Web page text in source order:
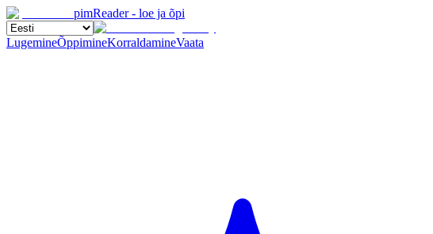
pimReader - loe ja õpi
LugemineÕppimineKorraldamineVaata